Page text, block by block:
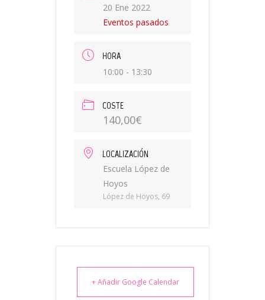
20 Ene 2022
Eventos pasados
HORA
10:00 - 13:30
COSTE
140,00€
LOCALIZACIÓN
Escuela López de
Hoyos
López de Hoyos, 69
+ Añadir Google Calendar